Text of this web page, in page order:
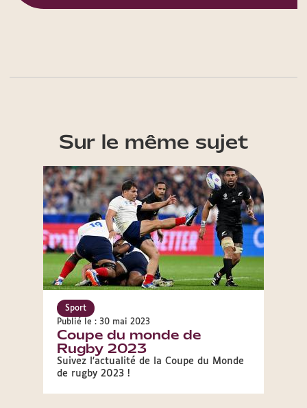
Sur le même sujet
Sport
Publié le : 30 mai 2023
Coupe du monde de
Rugby 2023
Suivez l'actualité de la Coupe du Monde
de rugby 2023 !